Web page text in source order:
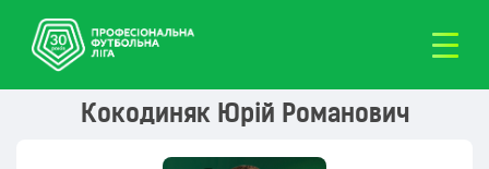
Кокодиняк Юрій Романович